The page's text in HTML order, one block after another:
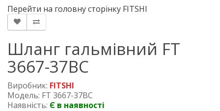
Перейти на головну сторінку FITSHI
Шланг гальмівний FT
3667-37BC
Виробник: FITSHI
Модель: FT 3667-37BC
Наявність: Є в наявності